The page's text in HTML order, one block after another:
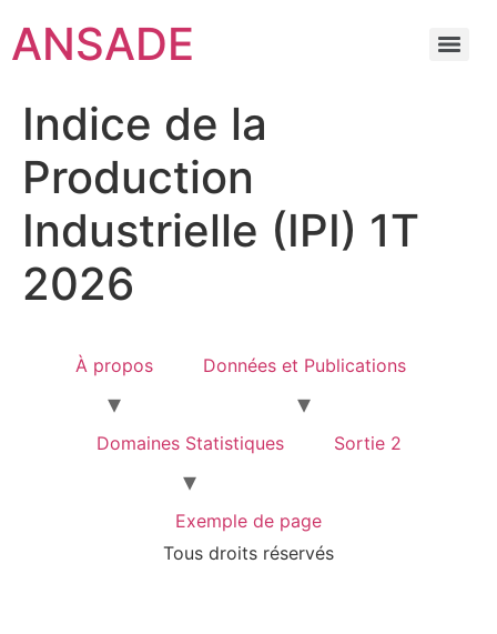
ANSADE
Indice de la
Production
Industrielle (IPI) 1T
2026
À propos Données et Publications
Domaines Statistiques Sortie 2
Exemple de page
Tous droits réservés